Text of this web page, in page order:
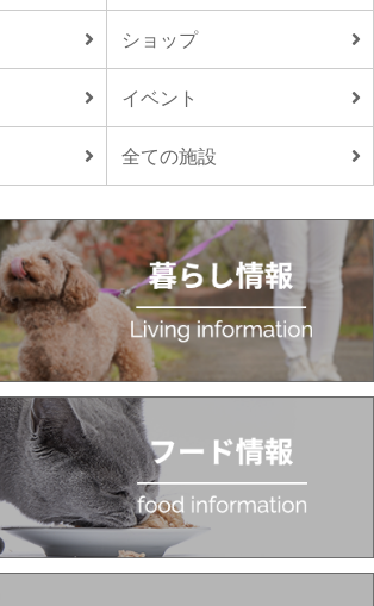
ショップ
イベント
全ての施設